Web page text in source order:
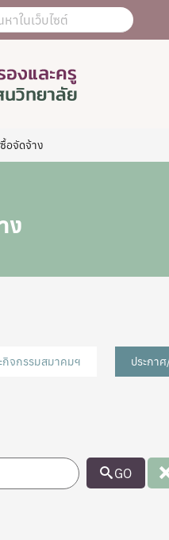
อจัดจ้าง
ง
กิจกรรมสมาคมฯ ประกา
GO